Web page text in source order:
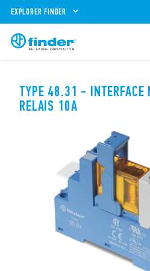
EXPLORER FINDER
TYPE 48.31 - INTERFACE
RELAIS 10A